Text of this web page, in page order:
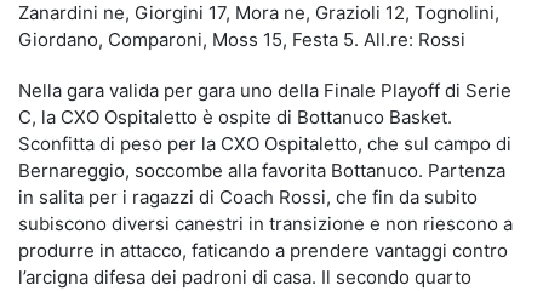
Zanardini ne, Giorgini 17, Mora ne, Grazioli 12, Tognolini,
Giordano, Comparoni, Moss 15, Festa 5. All.re: Rossi
Nella gara valida per gara uno della Finale Playoff di Serie
C, la CXO Ospitaletto è ospite di Bottanuco Basket.
Sconfitta di peso per la CXO Ospitaletto, che sul campo di
Bernareggio, soccombe alla favorita Bottanuco. Partenza
in salita per i ragazzi di Coach Rossi, che fin da subito
subiscono diversi canestri in transizione e non riescono a
produrre in attacco, faticando a prendere vantaggi contro
l’arcigna difesa dei padroni di casa. Il secondo quarto